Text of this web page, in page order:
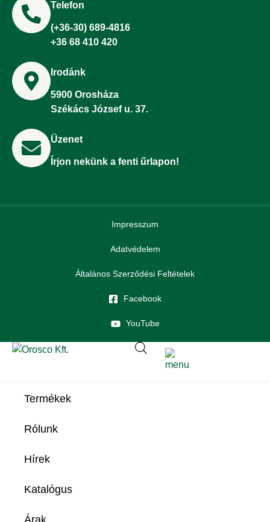
Telefon
(+36-30) 689-4816
+36 68 410 420
Irodánk
5900 Orosháza
Székács József u. 37.
Üzenet
Írjon nekünk a fenti űrlapon!
Impresszum
Adatvédelem
Általános Szerződési Feltételek
Facebook
YouTube
Termékek
Rólunk
Hírek
Katalógus